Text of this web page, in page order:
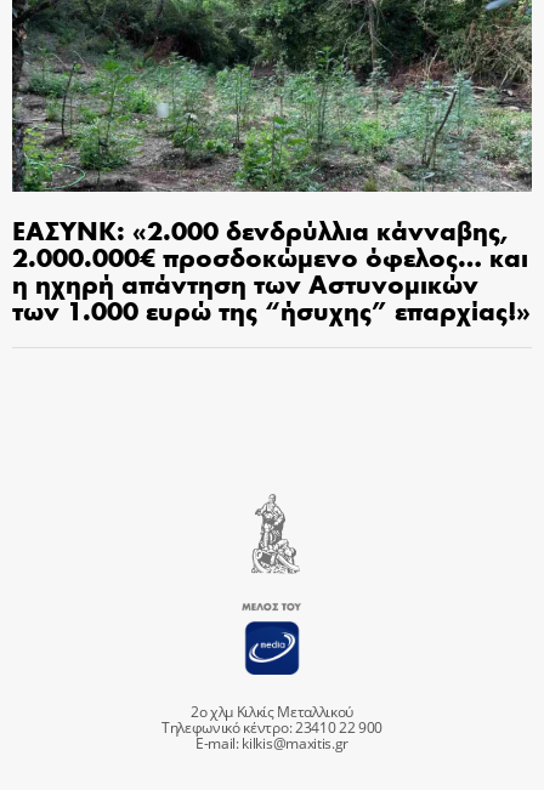
ΕΑΣΥΝΚ: «2.000 δενδρύλλια κάνναβης,
2.000.000€ προσδοκώμενο όφελος… και
η ηχηρή απάντηση των Αστυνομικών
των 1.000 ευρώ της “ήσυχης” επαρχίας!»
2ο χλμ Κιλκίς Μεταλλικού
Τηλεφωνικό κέντρο: 23410 22 900
E-mail:kilkis@maxitis.gr